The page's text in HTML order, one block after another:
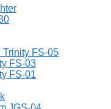
Trinity FS-05
FS-03
FS-01